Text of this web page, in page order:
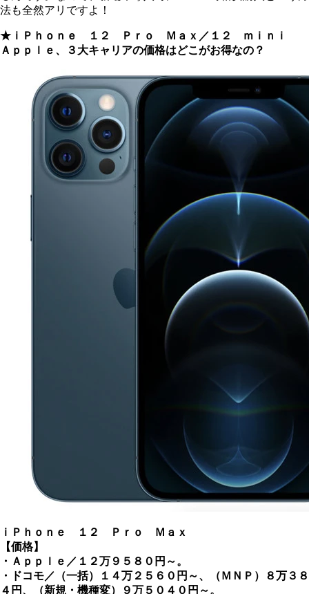
法も全然アリですよ！
★ｉＰｈｏｎｅ １２ Ｐｒｏ Ｍａｘ／１２ ｍｉｎｉ
Ａｐｐｌｅ、３大キャリアの価格はどこがお得なの？
ｉＰｈｏｎｅ １２ Ｐｒｏ Ｍａｘ
【価格】
・Ａｐｐｌｅ／１２万９５８０円～。
・ドコモ／（一括）１４万２５６０円～、（ＭＮＰ）８万３８
４円、（新規・機種変）９万５０４０円～。